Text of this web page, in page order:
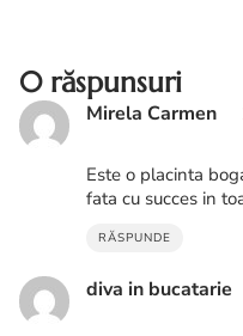
0 răspunsuri
Mirela Carmen
Este o placinta
fata cu succes in
RĂSPUNDE
diva in bucatarie